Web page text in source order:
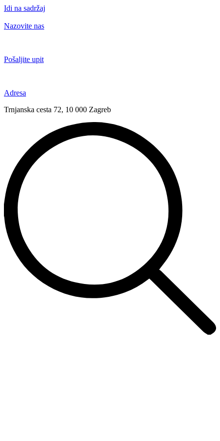
Idi na sadržaj
Nazovite nas
Pošaljite upit
Adresa
Trnjanska cesta 72, 10 000 Zagreb